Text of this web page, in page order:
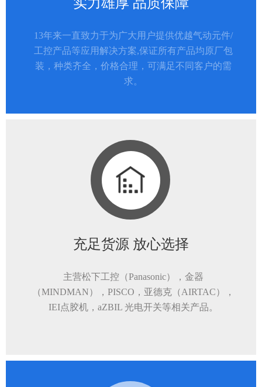
13年来一直致力于为广大用户提供优越气动元件/
工控产品等应用解决方案,保证所有产品均原厂包
装，种类齐全，价格合理，可满足不同客户的需
求。
充足货源 放心选择
主营松下工控（Panasonic），金器
（MINDMAN），PISCO，亚德克（AIRTAC），
IEI点胶机，aZBIL 光电开关等相关产品。